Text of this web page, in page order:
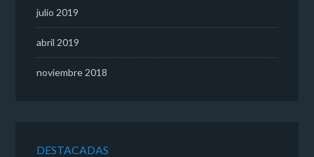
julio 2019
abril 2019
noviembre 2018
DESTACADAS